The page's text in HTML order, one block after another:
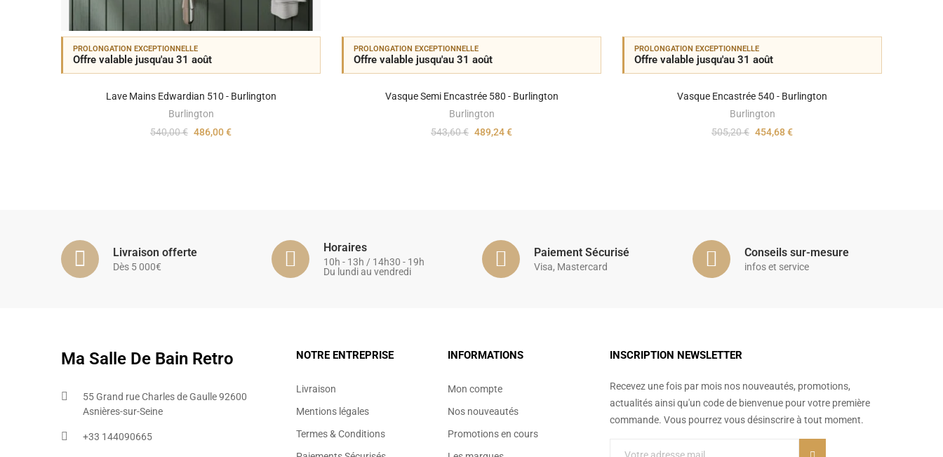
PROLONGATION EXCEPTIONNELLE
Offre valable jusqu'au 31 août
Lave Mains Edwardian 510 - Burlington
Burlington
540,00 € 486,00 €
PROLONGATION EXCEPTIONNELLE
Offre valable jusqu'au 31 août
Vasque Semi Encastrée 580 - Burlington
Burlington
543,60 € 489,24 €
PROLONGATION EXCEPTIONNELLE
Offre valable jusqu'au 31 août
Vasque Encastrée 540 - Burlington
Burlington
505,20 € 454,68 €
Livraison offerte
Dès 5 000€
Horaires
10h - 13h / 14h30 - 19h
Du lundi au vendredi
Paiement Sécurisé
Visa, Mastercard
Conseils sur-mesure
infos et service
Ma Salle De Bain Retro
55 Grand rue Charles de Gaulle 92600
Asnières-sur-Seine
+33 144090665​
NOTRE ENTREPRISE
Livraison
Mentions légales
Termes & Conditions
INFORMATIONS
Mon compte
Nos nouveautés
Promotions en cours
INSCRIPTION NEWSLETTER
Recevez une fois par mois nos nouveautés, promotions,
actualités ainsi qu'un code de bienvenue pour votre première
commande. Vous pourrez vous désinscrire à tout moment.